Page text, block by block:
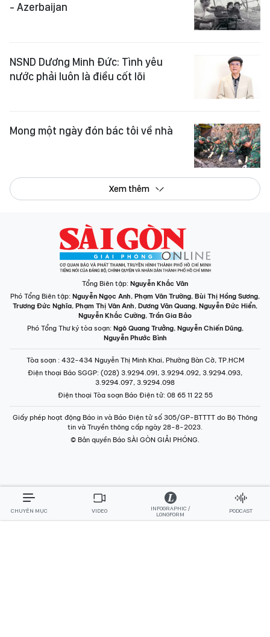
- Azerbaijan
NSND Dương Minh Đức: Tình yêu
nước phải luôn là điều cốt lõi
Mong một ngày đón bác tôi về nhà
Xem thêm
Tổng Biên tập: Nguyễn Khắc Văn
Phó Tổng Biên tập: Nguyễn Ngọc Anh, Phạm Văn Trường, Bùi Thị Hồng Sương,
Trương Đức Nghĩa, Phạm Thị Vân Anh, Dương Văn Quang, Nguyễn Đức Hiển,
Nguyễn Khắc Cường, Trần Gia Bảo
Phó Tổng Thư ký tòa soạn: Ngô Quang Trưởng, Nguyễn Chiến Dũng,
Nguyễn Phước Bình
Tòa soạn : 432-434 Nguyễn Thị Minh Khai, Phường Bàn Cờ, TP.HCM
Điện thoại Báo SGGP: (028) 3.9294.091, 3.9294.092, 3.9294.093,
3.9294.097, 3.9294.098
Điện thoại Tòa soạn Báo Điện tử: 08 65 11 22 55
Giấy phép hoạt động Báo in và Báo Điện tử số 305/GP-BTTTT do Bộ Thông
tin và Truyền thông cấp ngày 28-8-2023.
© Bản quyền Báo SÀI GÒN GIẢI PHÓNG.
CHUYÊN MỤC VIDEO
INFOGRAPHIC /
LONGFORM
PODCAST